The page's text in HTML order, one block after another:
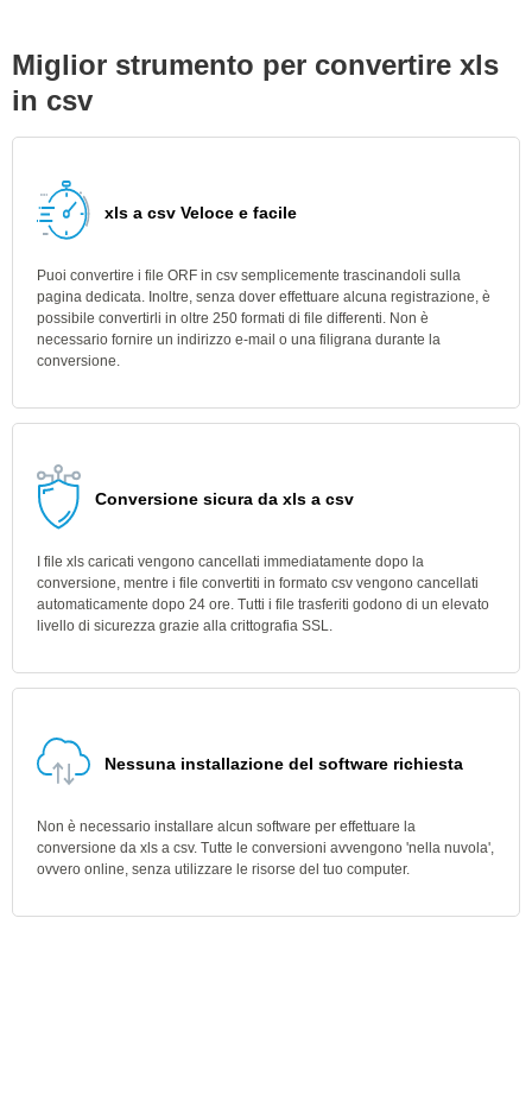
Miglior strumento per convertire xls
in csv
xls a csv Veloce e facile
Puoi convertire i file ORF in csv semplicemente trascinandoli sulla
pagina dedicata. Inoltre, senza dover effettuare alcuna registrazione, è
possibile convertirli in oltre 250 formati di file differenti. Non è
necessario fornire un indirizzo e-mail o una filigrana durante la
conversione.
Conversione sicura da xls a csv
I file xls caricati vengono cancellati immediatamente dopo la
conversione, mentre i file convertiti in formato csv vengono cancellati
automaticamente dopo 24 ore. Tutti i file trasferiti godono di un elevato
livello di sicurezza grazie alla crittografia SSL.
Nessuna installazione del software richiesta
Non è necessario installare alcun software per effettuare la
conversione da xls a csv. Tutte le conversioni avvengono 'nella nuvola',
ovvero online, senza utilizzare le risorse del tuo computer.